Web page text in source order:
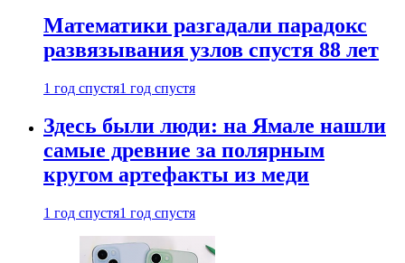
Математики разгадали парадокс
развязывания узлов спустя 88 лет
1 год спустя1 год спустя
Здесь были люди: на Ямале нашли
самые древние за полярным
кругом артефакты из меди
1 год спустя1 год спустя